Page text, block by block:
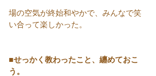
場の空気が終始和やかで、みんなで笑
い合って楽しかった。
■せっかく教わったこと、纏めておこ
う。